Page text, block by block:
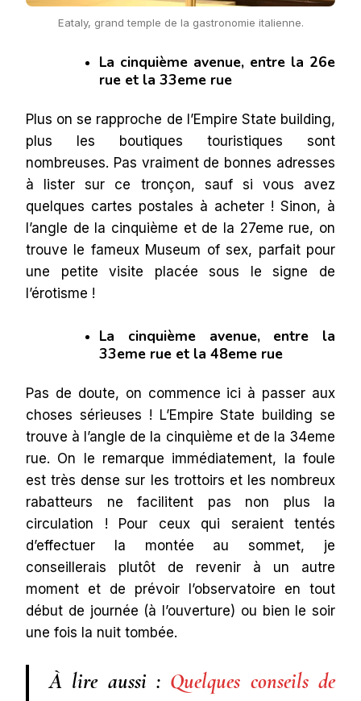
Eataly, grand temple de la gastronomie italienne.
La cinquième avenue, entre la 26e
rue et la 33eme rue
Plus on se rapproche de l’Empire State building,
plus les boutiques touristiques sont
nombreuses. Pas vraiment de bonnes adresses
à lister sur ce tronçon, sauf si vous avez
quelques cartes postales à acheter ! Sinon, à
l’angle de la cinquième et de la 27eme rue, on
trouve le fameux Museum of sex, parfait pour
une petite visite placée sous le signe de
l’érotisme !
La cinquième avenue, entre la
33eme rue et la 48eme rue
Pas de doute, on commence ici à passer aux
choses sérieuses ! L’Empire State building se
trouve à l’angle de la cinquième et de la 34eme
rue. On le remarque immédiatement, la foule
est très dense sur les trottoirs et les nombreux
rabatteurs ne facilitent pas non plus la
circulation ! Pour ceux qui seraient tentés
d’effectuer la montée au sommet, je
conseillerais plutôt de revenir à un autre
moment et de prévoir l’observatoire en tout
début de journée (à l’ouverture) ou bien le soir
une fois la nuit tombée.
À lire aussi : Quelques conseils de